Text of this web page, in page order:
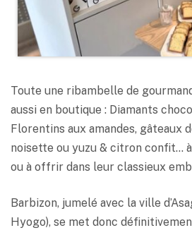
Toute une ribambelle de
aussi en boutique : Diamants
Florentins aux amandes, gâteaux
noisette ou yuzu & citron confit…
ou à offrir dans leur classieux
Barbizon, jumelé avec la ville
Hyogo), se met donc